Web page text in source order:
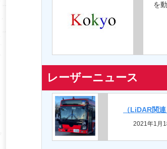
を
レーザーニュース
（LiDAR関
2021年1月